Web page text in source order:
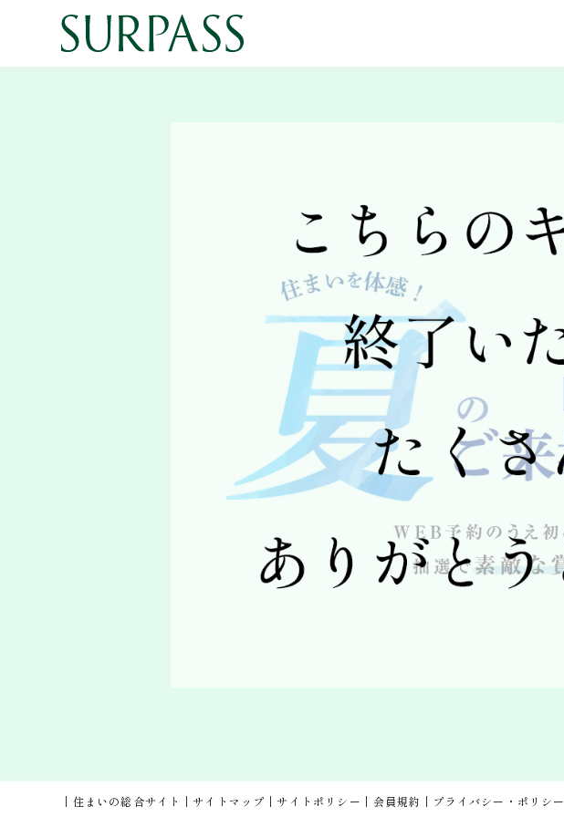
住まいの総合サイト サイトマップ サイトポリシー 会員規約 プライバシー・ポリシー